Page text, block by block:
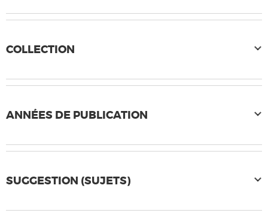
COLLECTION
ANNÉES DE PUBLICATION
SUGGESTION (SUJETS)